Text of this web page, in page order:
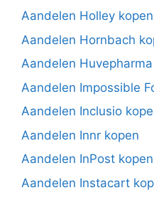
Aandelen Holley kopen
Aandelen Hornbach
Aandelen
Aandelen Impossible
Aandelen Inclusio
Aandelen Innr kopen
Aandelen InPost kopen
Aandelen Instacart